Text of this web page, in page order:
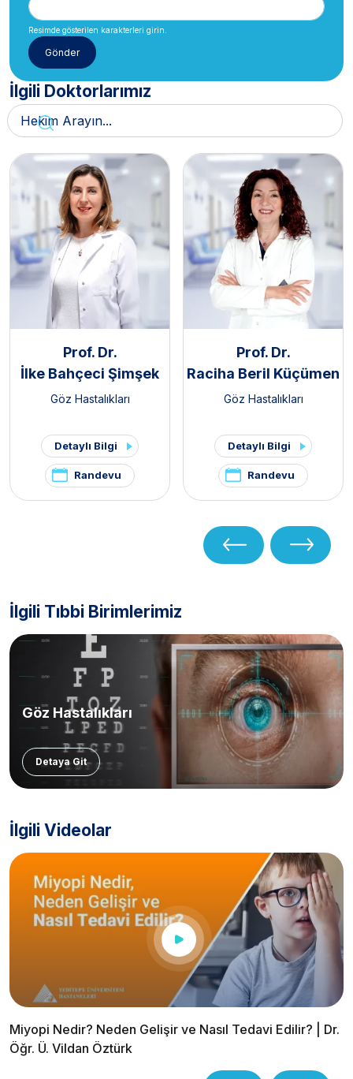
Resimde gösterilen karakterleri girin.
İlgili Doktorlarımız
Prof. Dr.
İlke Bahçeci Şimşek
Göz Hastalıkları
Detaylı Bilgi
Randevu
Prof. Dr.
Raciha Beril Küçümen
Göz Hastalıkları
Detaylı Bilgi
Randevu
İlgili Tıbbi Birimlerimiz
Göz Hastalıkları
Detaya Git
İlgili Videolar
Miyopi Nedir? Neden Gelişir ve Nasıl Tedavi Edilir? | Dr.
Öğr. Ü. Vildan Öztürk